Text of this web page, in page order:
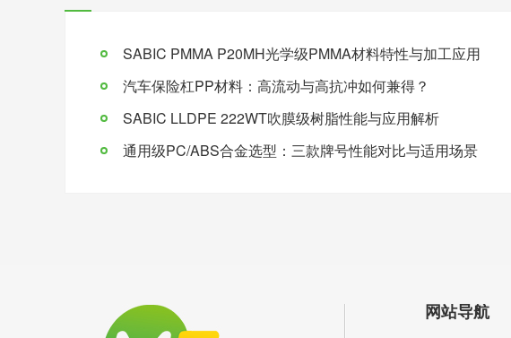
SABIC PMMA P20MH光学级PMMA材料特性与加工应用
汽车保险杠PP材料：高流动与高抗冲如何兼得？
SABIC LLDPE 222WT吹膜级树脂性能与应用解析
通用级PC/ABS合金选型：三款牌号性能对比与适用场景
网站导航